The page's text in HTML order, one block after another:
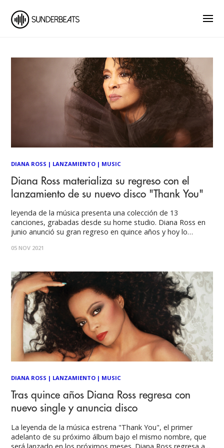
DIANA ROSS | LANZAMIENTO | MUSIC
Diana Ross materializa su regreso con el
lanzamiento de su nuevo disco "Thank You"
leyenda de la música presenta una colección de 13
canciones, grabadas desde su home studio. Diana Ross en
junio anunció su gran regreso en quince años y hoy lo
grabado en su home studio, que ofrece una poderosa
05 NOV 2021
DIANA ROSS | LANZAMIENTO | MUSIC
Tras quince años Diana Ross regresa con
nuevo single y anuncia disco
La leyenda de la música estrena "Thank You", el primer
adelanto de su próximo álbum bajo el mismo nombre, que